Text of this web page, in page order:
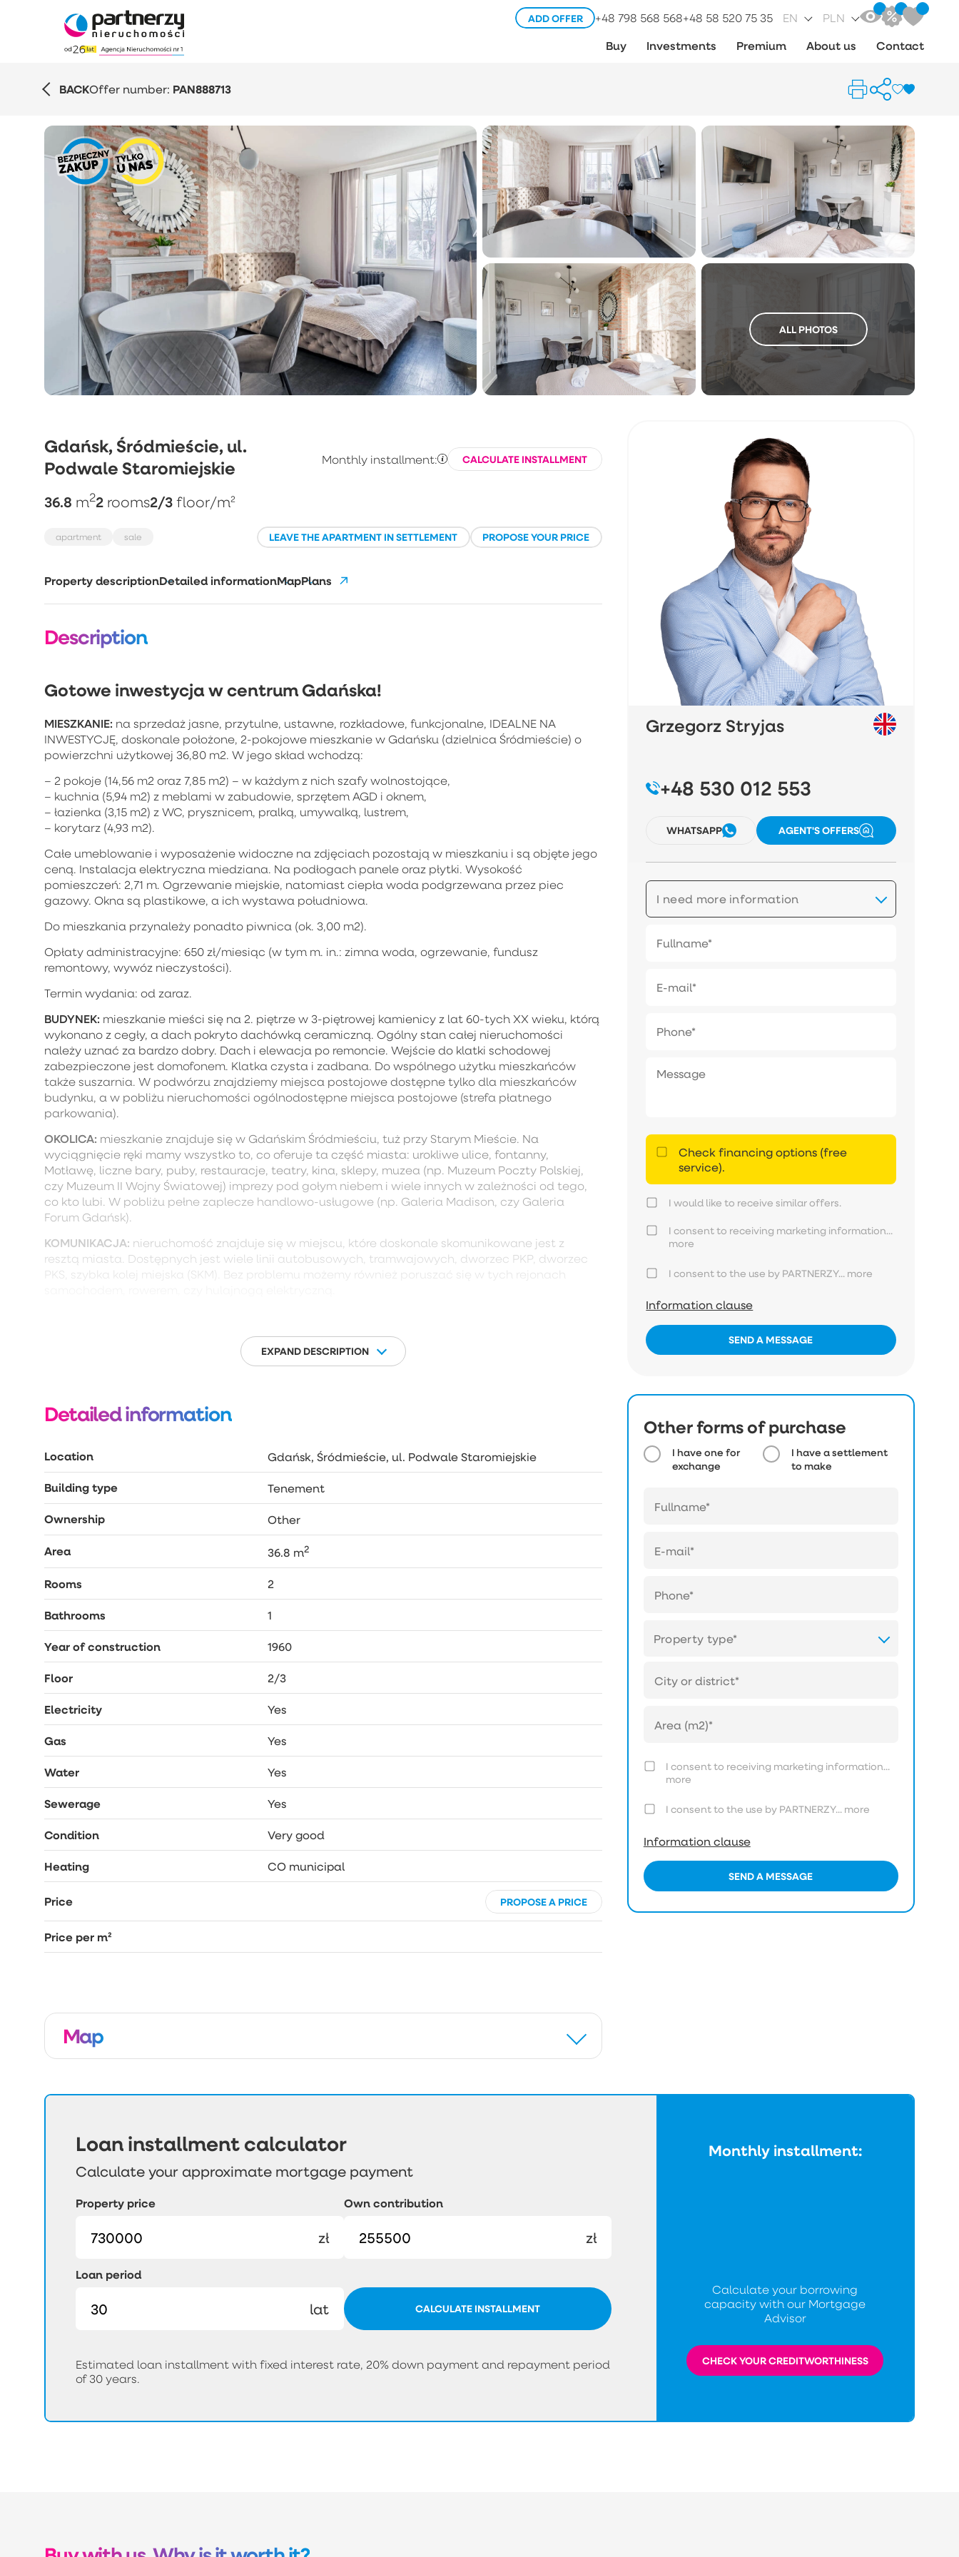
ADD OFFER +48 798 568 568+48 58 520 75 35 EN PLN
Buy Investments Premium About us Contact
BACKOffer number: PAN888713
ALL PHOTOS
Gdańsk, Śródmieście, ul.
Podwale Staromiejskie
36.8 m22 rooms2/3 floor/m²
Monthly installment: CALCULATE INSTALLMENT
apartment sale LEAVE THE APARTMENT IN SETTLEMENT PROPOSE YOUR PRICE
Property descriptionDetailed informationMapPlans
Description
Gotowe inwestycja w centrum Gdańska!
MIESZKANIE: na sprzedaż jasne, przytulne, ustawne, rozkładowe, funkcjonalne, IDEALNE NA
INWESTYCJĘ, doskonale położone, 2-pokojowe mieszkanie w Gdańsku (dzielnica Śródmieście) o
powierzchni użytkowej 36,80 m2. W jego skład wchodzą:
– 2 pokoje (14,56 m2 oraz 7,85 m2) – w każdym z nich szafy wolnostojące,
– kuchnia (5,94 m2) z meblami w zabudowie, sprzętem AGD i oknem,
– łazienka (3,15 m2) z WC, prysznicem, pralką, umywalką, lustrem,
– korytarz (4,93 m2).
Całe umeblowanie i wyposażenie widoczne na zdjęciach pozostają w mieszkaniu i są objęte jego
ceną. Instalacja elektryczna miedziana. Na podłogach panele oraz płytki. Wysokość
pomieszczeń: 2,71 m. Ogrzewanie miejskie, natomiast ciepła woda podgrzewana przez piec
gazowy. Okna są plastikowe, a ich wystawa południowa.
Do mieszkania przynależy ponadto piwnica (ok. 3,00 m2).
Opłaty administracyjne: 650 zł/miesiąc (w tym m. in.: zimna woda, ogrzewanie, fundusz
remontowy, wywóz nieczystości).
Termin wydania: od zaraz.
BUDYNEK: mieszkanie mieści się na 2. piętrze w 3-piętrowej kamienicy z lat 60-tych XX wieku, którą
wykonano z cegły, a dach pokryto dachówką ceramiczną. Ogólny stan całej nieruchomości
należy uznać za bardzo dobry. Dach i elewacja po remoncie. Wejście do klatki schodowej
zabezpieczone jest domofonem. Klatka czysta i zadbana. Do wspólnego użytku mieszkańców
także suszarnia. W podwórzu znajdziemy miejsca postojowe dostępne tylko dla mieszkańców
budynku, a w pobliżu nieruchomości ogólnodostępne miejsca postojowe (strefa płatnego
parkowania).
OKOLICA: mieszkanie znajduje się w Gdańskim Śródmieściu, tuż przy Starym Mieście. Na
wyciągnięcie ręki mamy wszystko to, co oferuje ta część miasta: urokliwe ulice, fontanny,
Motławę, liczne bary, puby, restauracje, teatry, kina, sklepy, muzea (np. Muzeum Poczty Polskiej,
czy Muzeum II Wojny Światowej) imprezy pod gołym niebem i wiele innych w zależności od tego,
co kto lubi. W pobliżu pełne zaplecze handlowo-usługowe (np. Galeria Madison, czy Galeria
Forum Gdańsk).
KOMUNIKACJA: nieruchomość znajduje się w miejscu, które doskonale skomunikowane jest z
resztą miasta. Dostępnych jest wiele linii autobusowych, tramwajowych, dworzec PKP, dworzec
PKS, szybka kolej miejska (SKM). Bez problemu możemy również poruszać się w tych rejonach
EXPAND DESCRIPTION
Detailed information
Location Gdańsk, Śródmieście, ul. Podwale Staromiejskie
Building type Tenement
Ownership Other
Area 36.8 m2
Rooms 2
Bathrooms 1
Year of construction 1960
Floor 2/3
Electricity Yes
Gas Yes
Water Yes
Sewerage Yes
Condition Very good
Heating CO municipal
Price PROPOSE A PRICE
Price per m²
Map
Grzegorz Stryjas
+48 530 012 553
WHATSAPP AGENT'S OFFERS
I need more information
Check financing options (free
service).
I would like to receive similar offers.
I consent to receiving marketing information...
more
I consent to the use by PARTNERZY... more
Information clause
SEND A MESSAGE
Other forms of purchase
I have one for
exchange
I have a settlement
to make
Property type*
I consent to receiving marketing information...
more
I consent to the use by PARTNERZY... more
Information clause
SEND A MESSAGE
Loan installment calculator
Calculate your approximate mortgage payment
Property price
zł
Own contribution
zł
Loan period
lat CALCULATE INSTALLMENT
Estimated loan installment with fixed interest rate, 20% down payment and repayment period
of 30 years.
Monthly installment:
Calculate your borrowing
capacity with our Mortgage
Advisor
CHECK YOUR CREDITWORTHINESS